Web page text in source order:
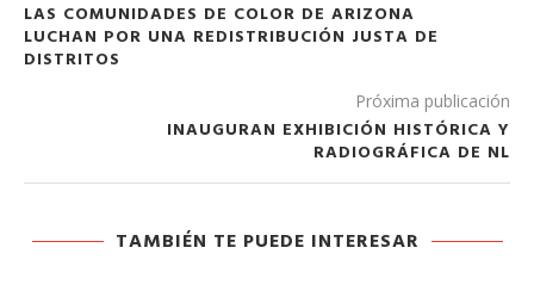
LAS COMUNIDADES DE COLOR DE ARIZONA
LUCHAN POR UNA REDISTRIBUCIÓN JUSTA DE
DISTRITOS
Próxima publicación
INAUGURAN EXHIBICIÓN HISTÓRICA Y
RADIOGRÁFICA DE NL
TAMBIÉN TE PUEDE INTERESAR